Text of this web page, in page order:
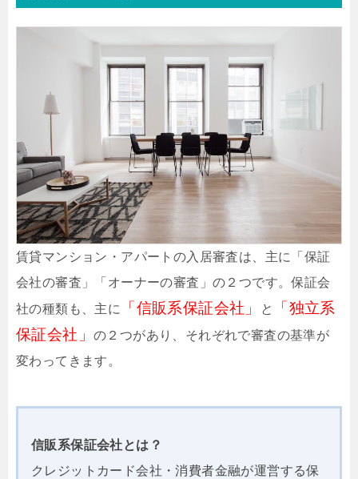
賃貸マンション・アパートの入居審査は、主に「保証
会社の審査」「オーナーの審査」の２つです。保証会
社の種類も、主に
「信販系保証会社」 と
「独立系
保証会社」
の２つがあり、それぞれで審査の基準が
変わってきます。
信販系保証会社とは？
クレジットカード会社・消費者金融が運営する保